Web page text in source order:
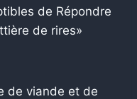
de Répondre
de rires»
de viande et de